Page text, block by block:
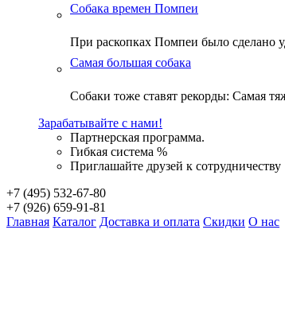
Собака времен Помпеи
При раскопках Помпеи было сделано
Самая большая собака
Собаки тоже ставят рекорды: Самая
Зарабатывайте с нами!
Партнерская программа.
Гибкая система %
Приглашайте друзей к сотрудничеству
+7 (495) 532-67-80
+7 (926) 659-91-81
Главная Каталог Доставка и оплата Скидки О нас